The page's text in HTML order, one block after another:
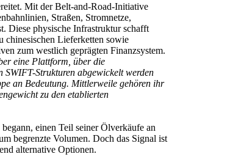
Mit der Belt-and-Road-Initiative
Straßen, Stromnetze,
Diese physische Infrastruktur schafft
chinesischen Lieferketten sowie
zum westlich geprägten Finanzsystem.
eine Plattform, über die
SWIFT-Strukturen abgewickelt werden
an Bedeutung. Mittlerweile gehören ihr
zu den etablierten
einen Teil seiner Ölverkäufe an
begrenzte Volumen. Doch das Signal ist
alternative Optionen.